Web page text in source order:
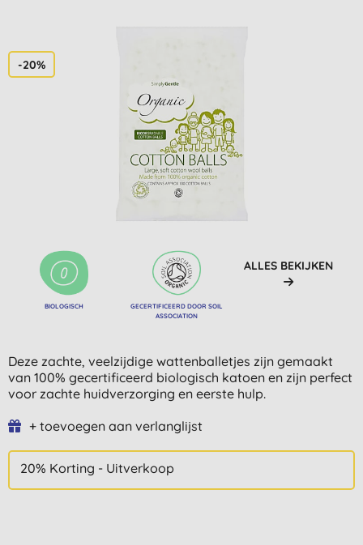
-20%
BIOLOGISCH
GECERTIFICEERD DOOR SOIL
ASSOCIATION
ALLES BEKIJKEN
Deze zachte, veelzijdige wattenballetjes zijn gemaakt
van 100% gecertificeerd biologisch katoen en zijn perfect
voor zachte huidverzorging en eerste hulp.
+ toevoegen aan verlanglijst
20% Korting - Uitverkoop